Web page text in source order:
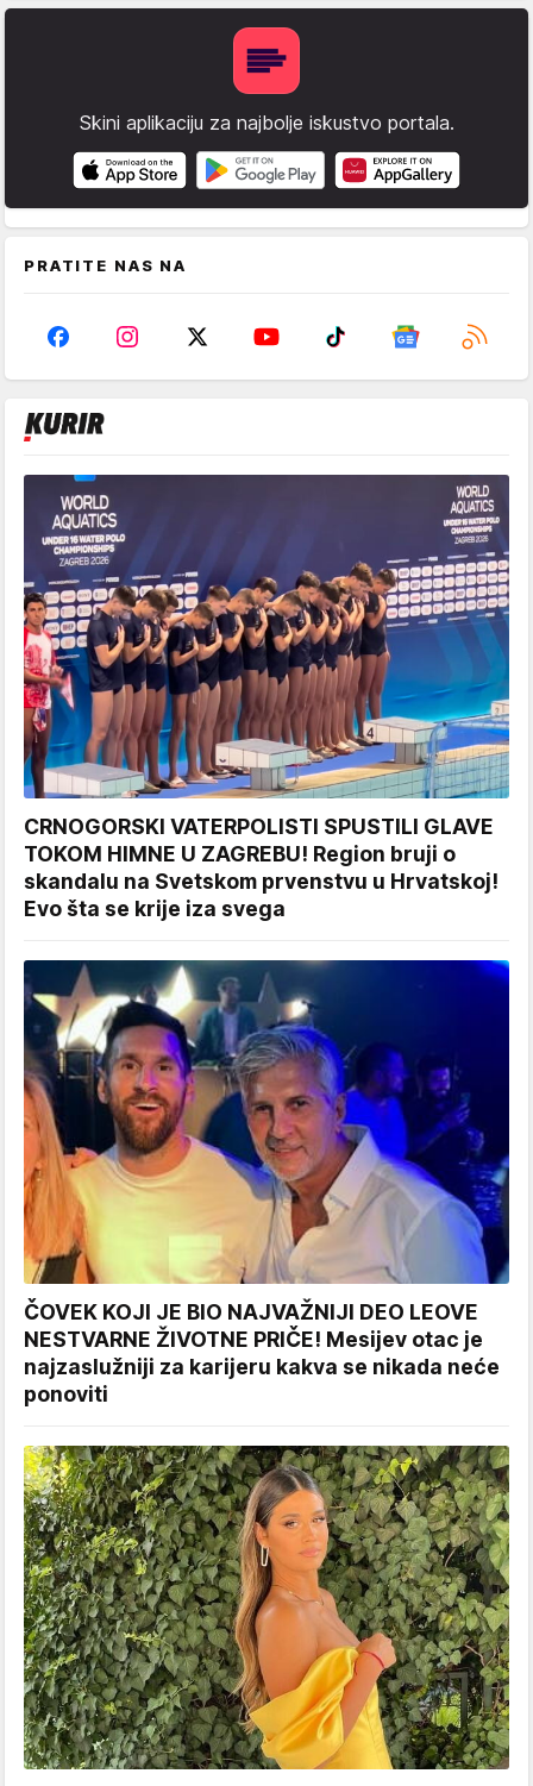
Skini aplikaciju za najbolje iskustvo portala.
PRATITE NAS NA
CRNOGORSKI VATERPOLISTI SPUSTILI GLAVE
TOKOM HIMNE U ZAGREBU! Region bruji o
skandalu na Svetskom prvenstvu u Hrvatskoj!
Evo šta se krije iza svega
ČOVEK KOJI JE BIO NAJVAŽNIJI DEO LEOVE
NESTVARNE ŽIVOTNE PRIČE! Mesijev otac je
najzaslužniji za karijeru kakva se nikada neće
ponoviti